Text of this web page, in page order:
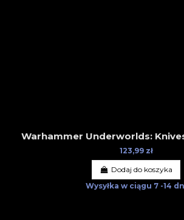
Warhammer Underworlds:
123,99 zł
Dodaj do koszyka
Wysyłka w ciągu 7 -14